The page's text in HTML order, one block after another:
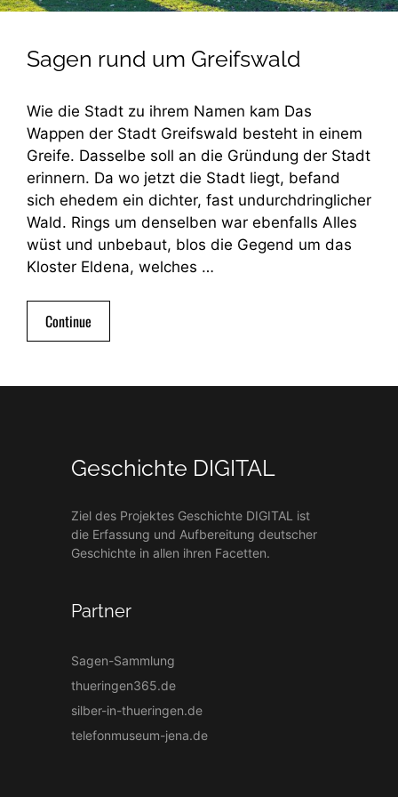
Sagen rund um Greifswald
Wie die Stadt zu ihrem Namen kam Das
Wappen der Stadt Greifswald besteht in einem
Greife. Dasselbe soll an die Gründung der Stadt
erinnern. Da wo jetzt die Stadt liegt, befand
sich ehedem ein dichter, fast undurchdringlicher
Wald. Rings um denselben war ebenfalls Alles
wüst und unbebaut, blos die Gegend um das
Kloster Eldena, welches …
Continue
Geschichte DIGITAL
Ziel des Projektes Geschichte DIGITAL ist
die Erfassung und Aufbereitung deutscher
Geschichte in allen ihren Facetten.
Partner
Sagen-Sammlung
thueringen365.de
silber-in-thueringen.de
telefonmuseum-jena.de